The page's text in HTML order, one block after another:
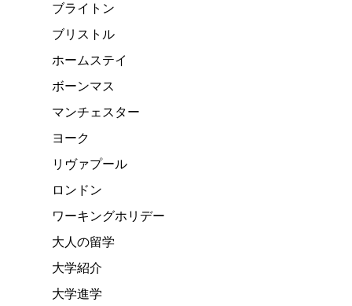
ブライトン
ブリストル
ホームステイ
ボーンマス
マンチェスター
ヨーク
リヴァプール
ロンドン
ワーキングホリデー
大人の留学
大学紹介
大学進学